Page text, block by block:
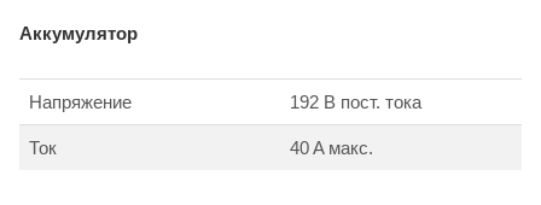
Аккумулятор
Напряжение 192 В пост. тока
Ток 40 A макс.